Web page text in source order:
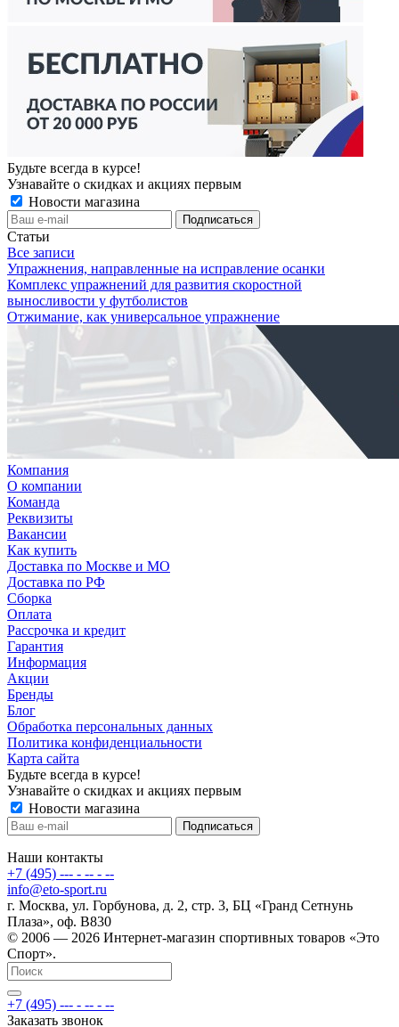
Будьте всегда в курсе!
Узнавайте о скидках и акциях первым
Новости магазина
Статьи
Все записи
Упражнения, направленные на исправление осанки
Комплекс упражнений для развития скоростной
выносливости у футболистов
Отжимание, как универсальное упражнение
Компания
О компании
Команда
Реквизиты
Вакансии
Как купить
Доставка по Москве и МО
Доставка по РФ
Сборка
Оплата
Рассрочка и кредит
Гарантия
Информация
Акции
Бренды
Блог
Обработка персональных данных
Политика конфиденциальности
Карта сайта
Будьте всегда в курсе!
Узнавайте о скидках и акциях первым
Новости магазина
Наши контакты
+7 (495) --- - -- - --
info@eto-sport.ru
г. Москва, ул. Горбунова, д. 2, стр. 3, БЦ «Гранд Сетнунь
Плаза», оф. В830
© 2006 — 2026 Интернет-магазин спортивных товаров «Это
Спорт».
+7 (495) --- - -- - --
Заказать звонок